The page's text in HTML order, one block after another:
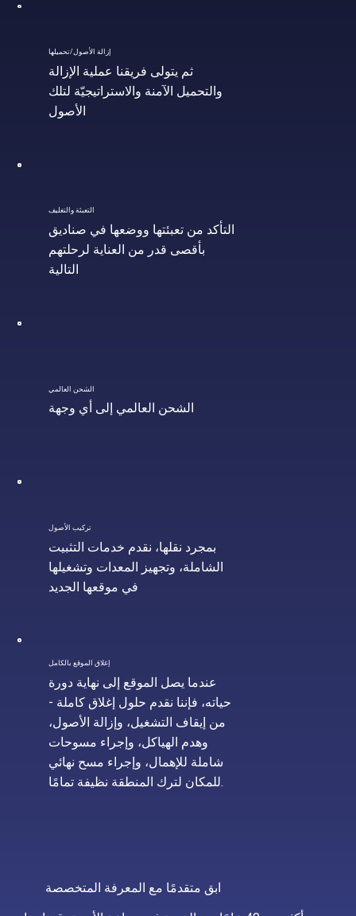
إزالة الأصول/تحميلها
ثم يتولى فريقنا عملية الإزالة
والتحميل الآمنة والاستراتيجيّة لتلك
الأصول
التعبئة والتغليف
التأكد من تعبئتها ووضعها في صناديق
بأقصى قدر من العناية لرحلتهم
التالية
الشحن العالمي
الشحن العالمي إلى أي وجهة
تركيب الأصول
بمجرد نقلها، نقدم خدمات التثبيت
الشاملة، وتجهيز المعدات وتشغيلها
في موقعها الجديد
إغلاق الموقع بالكامل
عندما يصل الموقع إلى نهاية دورة
حياته، فإننا نقدم حلول إغلاق كاملة -
من إيقاف التشغيل، وإزالة الأصول،
وهدم الهياكل، وإجراء مسوحات
شاملة للإهمال، وإجراء مسح نهائي
للمكان لترك المنطقة نظيفة تمامًا.
ابق متقدمًا مع المعرفة المتخصصة